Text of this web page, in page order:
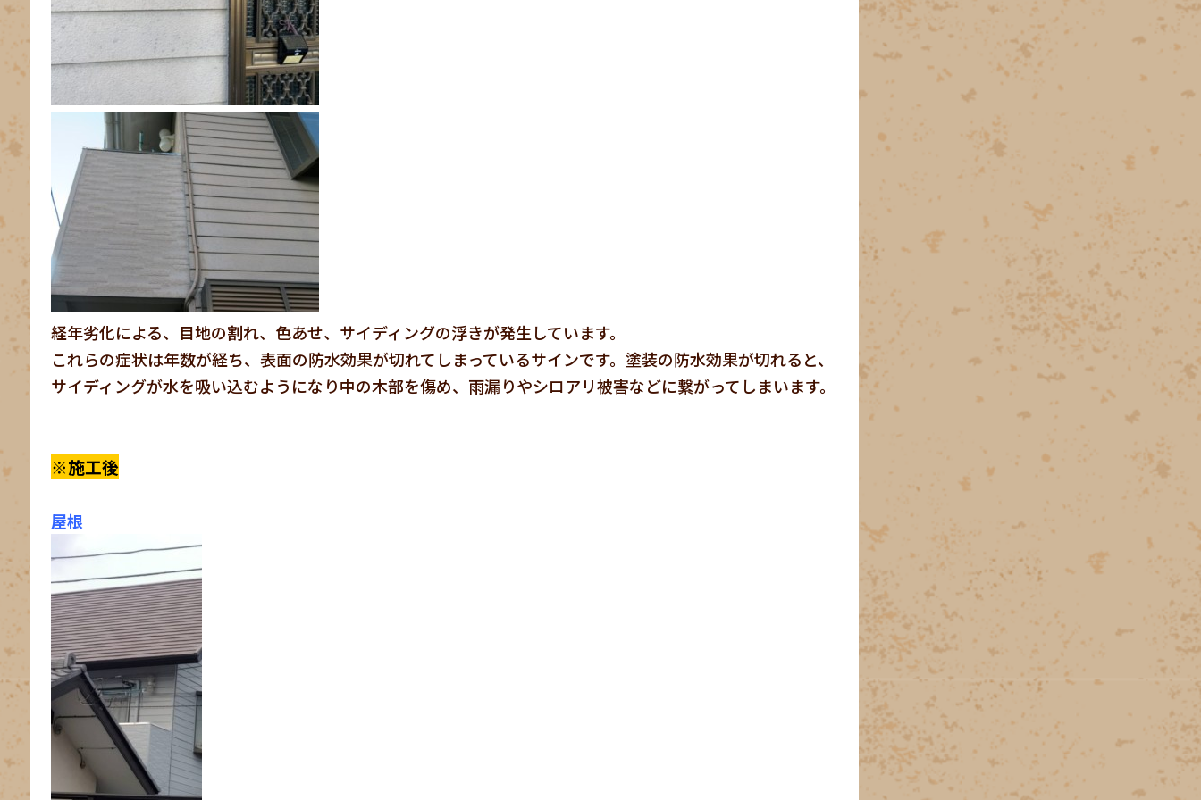
経年劣化による、目地の割れ、色あせ、サイディングの浮きが発生しています。
これらの症状は年数が経ち、表面の防水効果が切れてしまっているサインです。塗装の防水効果が切れると、
サイディングが水を吸い込むようになり中の木部を傷め、雨漏りやシロアリ被害などに繋がってしまいます。
※施工後
屋根